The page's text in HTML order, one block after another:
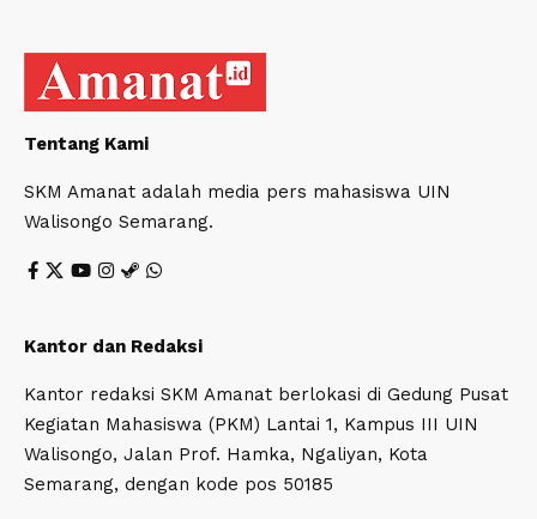
Tentang Kami
SKM Amanat adalah media pers mahasiswa UIN
Walisongo Semarang.
Kantor dan Redaksi
Kantor redaksi SKM Amanat berlokasi di Gedung Pusat
Kegiatan Mahasiswa (PKM) Lantai 1, Kampus III UIN
Walisongo, Jalan Prof. Hamka, Ngaliyan, Kota
Semarang, dengan kode pos 50185